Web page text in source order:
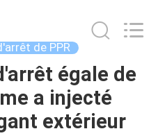
de PPR
égale de
a injecté
extérieur